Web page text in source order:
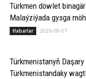
Türkmen döwlet
Malaýziýada gysga
Habarlar 2026-08-07
Türkmenistanyň
Türkmenistandaky